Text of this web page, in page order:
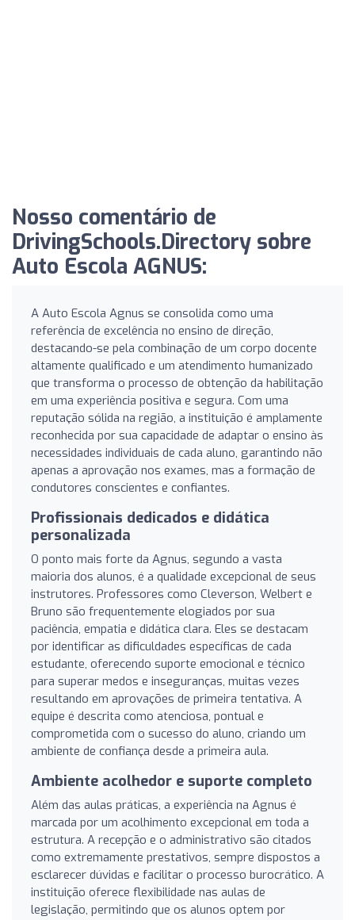
Nosso comentário de
DrivingSchools.Directory sobre
Auto Escola AGNUS:
A Auto Escola Agnus se consolida como uma
referência de excelência no ensino de direção,
destacando-se pela combinação de um corpo docente
altamente qualificado e um atendimento humanizado
que transforma o processo de obtenção da habilitação
em uma experiência positiva e segura. Com uma
reputação sólida na região, a instituição é amplamente
reconhecida por sua capacidade de adaptar o ensino às
necessidades individuais de cada aluno, garantindo não
apenas a aprovação nos exames, mas a formação de
condutores conscientes e confiantes.
Profissionais dedicados e didática
personalizada
O ponto mais forte da Agnus, segundo a vasta
maioria dos alunos, é a qualidade excepcional de seus
instrutores. Professores como Cleverson, Welbert e
Bruno são frequentemente elogiados por sua
paciência, empatia e didática clara. Eles se destacam
por identificar as dificuldades específicas de cada
estudante, oferecendo suporte emocional e técnico
para superar medos e inseguranças, muitas vezes
resultando em aprovações de primeira tentativa. A
equipe é descrita como atenciosa, pontual e
comprometida com o sucesso do aluno, criando um
ambiente de confiança desde a primeira aula.
Ambiente acolhedor e suporte completo
Além das aulas práticas, a experiência na Agnus é
marcada por um acolhimento excepcional em toda a
estrutura. A recepção e o administrativo são citados
como extremamente prestativos, sempre dispostos a
esclarecer dúvidas e facilitar o processo burocrático. A
instituição oferece flexibilidade nas aulas de
legislação, permitindo que os alunos optem por